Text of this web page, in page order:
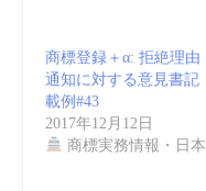
商標登録＋α: 拒絶理由
通知に対する意見書記
載例#43
2017年12月12日
商標実務情報・日本